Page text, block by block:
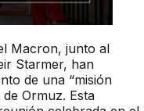
Macron, junto al
Starmer, han
de una “misión
Ormuz. Esta